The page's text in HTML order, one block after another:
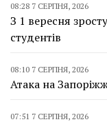
08:28 7 СЕРПНЯ, 2026
З 1 вересня
студентів
08:10 7 СЕРПНЯ, 2026
Атака на
07:51 7 СЕРПНЯ, 2026